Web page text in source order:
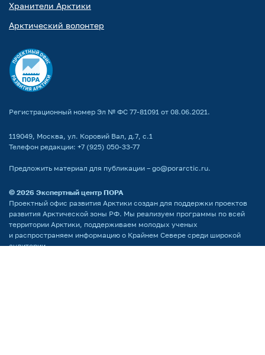
Хранители Арктики
Арктический волонтер
Регистрационный номер Эл № ФС 77-81091 от 08.06.2021.
119049, Москва, ул. Коровий Вал, д.7, с.1
Телефон редакции: +7 (925) 050-33-77
Предложить материал для публикации – go@porarctic.ru.
© 2026 Экспертный центр ПОРА
Проектный офис развития Арктики создан для поддержки проектов
развития Арктической зоны РФ. Мы реализуем программы по всей
территории Арктики, поддерживаем молодых ученых
и распространяем информацию о Крайнем Севере среди широкой
аудитории.